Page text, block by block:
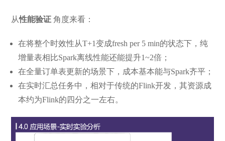
从性能验证 角度来看：
在将整个时效性从T+1变成fresh per 5 min的状态下，纯
增量表相比Spark离线性能还能提升1~2倍；
在全量订单表更新的场景下，成本基本能与Spark齐平；
在实时汇总任务中，相对于传统的Flink开发，其资源成
本约为Flink的四分之一左右。